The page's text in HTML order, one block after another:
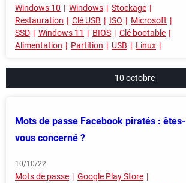
Windows 10 Windows
Stockage
Restauration
Clé USB ISO
Microsoft
SSD
Windows 11 BIOS
Clé bootable
Alimentation
Partition USB Linux
10 octobre
Mots de passe Facebook piratés : êtes-
vous concerné ?
10/10/22
Mots de passe
Google Play Store